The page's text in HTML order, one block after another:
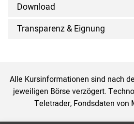
Download
Transparenz & Eignung
Alle Kursinformationen sind nach
jeweiligen Börse verzögert.
Teletrader, Fondsdaten von